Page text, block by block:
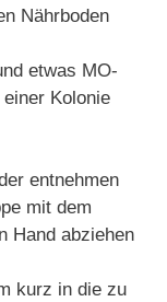
Nährboden
etwas MO-
Kolonie
entnehmen
mit dem
Hand abziehen
kurz in die zu